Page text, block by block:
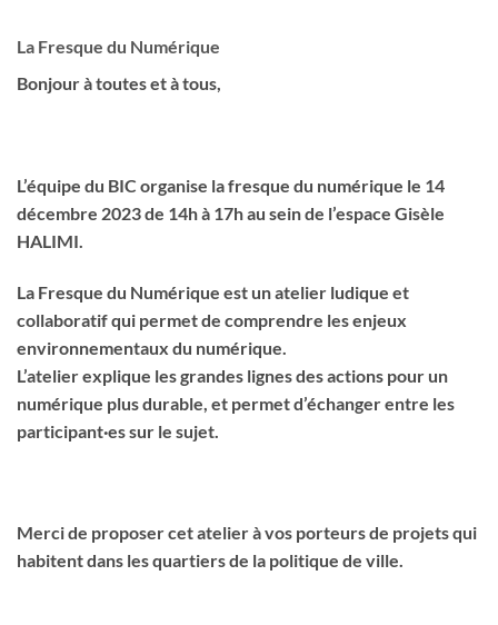
La Fresque du Numérique
Bonjour à toutes et à tous,
L’équipe du BIC organise la fresque du numérique le 14
décembre 2023 de 14h à 17hau sein de l’espace Gisèle
HALIMI.
La Fresque du Numérique est unatelier ludique et
collaboratifqui permet de comprendre lesenjeux
environnementaux du numérique.
L’atelier explique les grandes lignes des actions pour un
numérique plus durable, et permet d’échanger entre les
participant·es sur le sujet.
Merci de proposer cet atelier à vos porteurs de projets qui
habitent dans les quartiers de la politique de ville.